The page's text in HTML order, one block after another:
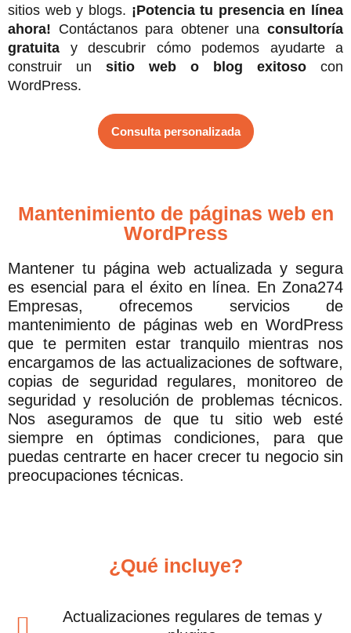
sitios web y blogs. ¡Potencia tu presencia en línea
ahora! Contáctanos para obtener una consultoría
gratuita y descubrir cómo podemos ayudarte a
construir un sitio web o blog exitoso con
WordPress.
Consulta personalizada
Mantenimiento de páginas web en
WordPress
Mantener tu página web actualizada y segura
es esencial para el éxito en línea. En Zona274
Empresas, ofrecemos servicios de
mantenimiento de páginas web en WordPress
que te permiten estar tranquilo mientras nos
encargamos de las actualizaciones de software,
copias de seguridad regulares, monitoreo de
seguridad y resolución de problemas técnicos.
Nos aseguramos de que tu sitio web esté
siempre en óptimas condiciones, para que
puedas centrarte en hacer crecer tu negocio sin
preocupaciones técnicas.
¿Qué incluye?
Actualizaciones regulares de temas y